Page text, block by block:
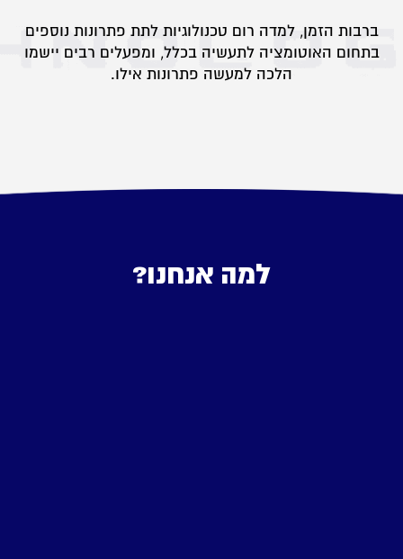
ברבות הזמן, למדה רום טכנולוגיות לתת פתרונות נוספים
בתחום האוטומציה לתעשיה בכלל, ומפעלים רבים יישמו
הלכה למעשה פתרונות אילו.
למה אנחנו?